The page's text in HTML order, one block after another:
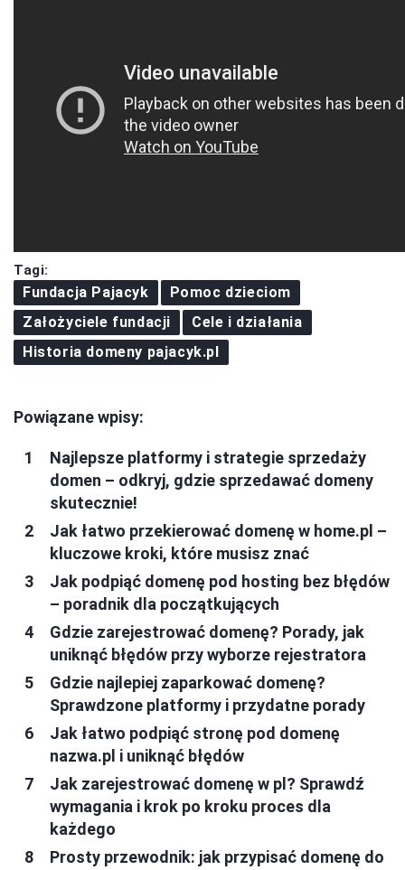
Tagi:
Fundacja Pajacyk
Pomoc dzieciom
Założyciele fundacji
Cele i działania
Historia domeny pajacyk.pl
Powiązane wpisy:
Najlepsze platformy i strategie sprzedaży
domen – odkryj, gdzie sprzedawać domeny
skutecznie!
Jak łatwo przekierować domenę w home.pl –
kluczowe kroki, które musisz znać
Jak podpiąć domenę pod hosting bez błędów
– poradnik dla początkujących
Gdzie zarejestrować domenę? Porady, jak
uniknąć błędów przy wyborze rejestratora
Gdzie najlepiej zaparkować domenę?
Sprawdzone platformy i przydatne porady
Jak łatwo podpiąć stronę pod domenę
nazwa.pl i uniknąć błędów
Jak zarejestrować domenę w pl? Sprawdź
wymagania i krok po kroku proces dla
każdego
Prosty przewodnik: jak przypisać domenę do